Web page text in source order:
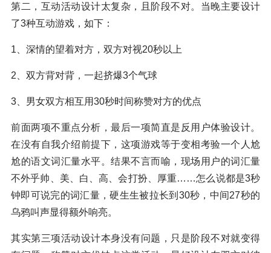
第二，互动活动设计太复杂，且阶段不对。当晚主要设计
了3种互动游戏，如下：
1、深情的望着对方，双方对视20秒以上
2、双方背对背，一起挤爆3个气球
3、男女双方相互用30秒时间称赞对方的优点
前面两项不重点分析，最后一项简直是反用户体验设计。
在没有自我介绍前提下，这项游戏等于变相考验一个人尬
尬的语文词汇量水平。结果不言而喻，现场用户的词汇量
不外乎帅、美、白、高、会打扮、厚重……怎么说都是3秒
钟即可说完的词汇量，硬生生被拉长到30秒，中间27秒的
乌鸦叫声显得额外响亮。
其实第三项活动设计本身没有问题，只是阶段不对就变得